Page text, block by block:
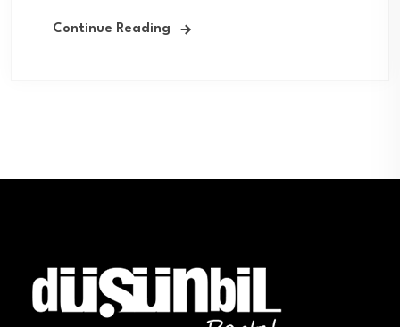
Continue Reading